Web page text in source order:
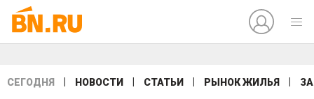
СЕГОДНЯ НОВОСТИ СТАТЬИ РЫНОК ЖИЛЬЯ